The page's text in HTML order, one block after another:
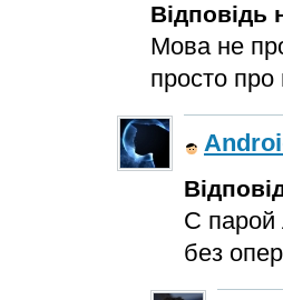
Відповідь
Мова не
просто про
С парой
без